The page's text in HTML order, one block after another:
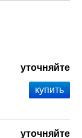
уточняйте
уточняйте